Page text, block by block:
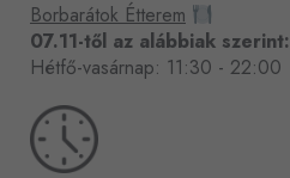
o
k
-
Borbarátok Étterem
07.11-től az alábbiak szerint:
Hétfő-vasárnap: 11:30 - 22:00